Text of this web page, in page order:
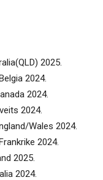
2025.
2024.
2024.
2024.
Wales 2024.
2024.
2025.
2024.